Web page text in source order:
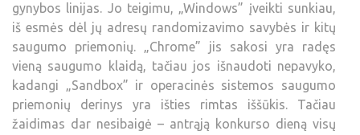
gynybos linijas. Jo teigimu, „Windows” įveikti sunkiau,
iš esmės dėl jų adresų randomizavimo savybės ir kitų
saugumo priemonių. „Chrome” jis sakosi yra radęs
vieną saugumo klaidą, tačiau jos išnaudoti nepavyko,
kadangi „Sandbox” ir operacinės sistemos saugumo
priemonių derinys yra išties rimtas iššūkis. Tačiau
žaidimas dar nesibaigė – antrąją konkurso dieną visų